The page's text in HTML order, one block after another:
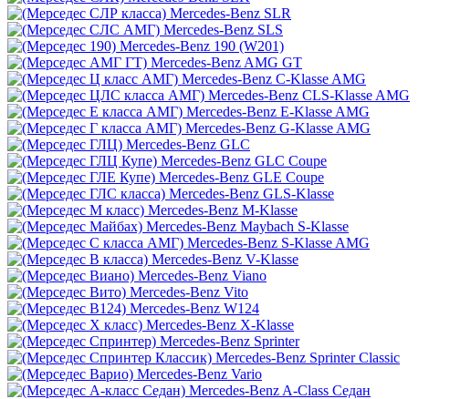
Mercedes-Benz SLR
Mercedes-Benz SLS
Mercedes-Benz 190 (W201)
Mercedes-Benz AMG GT
Mercedes-Benz C-Klasse AMG
Mercedes-Benz CLS-Klasse AMG
Mercedes-Benz E-Klasse AMG
Mercedes-Benz G-Klasse AMG
Mercedes-Benz GLC
Mercedes-Benz GLC Coupe
Mercedes-Benz GLE Coupe
Mercedes-Benz GLS-Klasse
Mercedes-Benz M-Klasse
Mercedes-Benz Maybach S-Klasse
Mercedes-Benz S-Klasse AMG
Mercedes-Benz V-Klasse
Mercedes-Benz Viano
Mercedes-Benz Vito
Mercedes-Benz W124
Mercedes-Benz X-Klasse
Mercedes-Benz Sprinter
Mercedes-Benz Sprinter Classic
Mercedes-Benz Vario
Mercedes-Benz A-Class Седан